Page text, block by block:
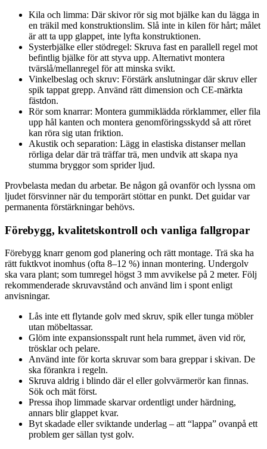
Kila och limma: Där skivor rör sig mot bjälke kan du lägga in
en träkil med konstruktionslim. Slå inte in kilen för hårt; målet
är att ta upp glappet, inte lyfta konstruktionen.
Systerbjälke eller stödregel: Skruva fast en parallell regel mot
befintlig bjälke för att styva upp. Alternativt montera
tvärslå/mellanregel för att minska svikt.
Vinkelbeslag och skruv: Förstärk anslutningar där skruv eller
spik tappat grepp. Använd rätt dimension och CE-märkta
fästdon.
Rör som knarrar: Montera gummiklädda rörklammer, eller fila
upp hål kanten och montera genomföringsskydd så att röret
kan röra sig utan friktion.
Akustik och separation: Lägg in elastiska distanser mellan
rörliga delar där trä träffar trä, men undvik att skapa nya
stumma bryggor som sprider ljud.
Provbelasta medan du arbetar. Be någon gå ovanför och lyssna om
ljudet försvinner när du temporärt stöttar en punkt. Det guidar var
permanenta förstärkningar behövs.
Förebygg, kvalitetskontroll och vanliga fallgropar
Förebygg knarr genom god planering och rätt montage. Trä ska ha
rätt fuktkvot inomhus (ofta 8–12 %) innan montering. Undergolv
ska vara plant; som tumregel högst 3 mm avvikelse på 2 meter. Följ
rekommenderade skruvavstånd och använd lim i spont enligt
anvisningar.
Lås inte ett flytande golv med skruv, spik eller tunga möbler
utan möbeltassar.
Glöm inte expansionsspalt runt hela rummet, även vid rör,
trösklar och pelare.
Använd inte för korta skruvar som bara greppar i skivan. De
ska förankra i regeln.
Skruva aldrig i blindo där el eller golvvärmerör kan finnas.
Sök och mät först.
Pressa ihop limmade skarvar ordentligt under härdning,
annars blir glappet kvar.
Byt skadade eller sviktande underlag – att “lappa” ovanpå ett
problem ger sällan tyst golv.